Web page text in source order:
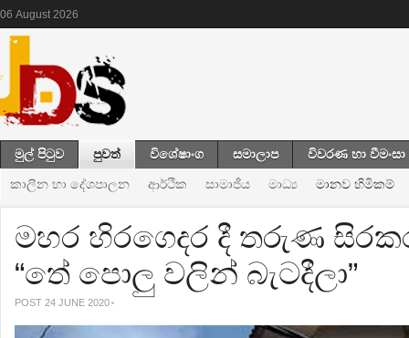
06 August 2026
මුල් පිටුව පුවත් විශේෂාංග සමාලාප විවරණ හා වීමංසා
කාලීන හා දේශපාලන ආර්ථික සාමාජීය මාධ්‍ය මානව හිමිකම්
මහර හිරගෙදර දී තරුණ
“තේ පොලු වලින් බැටදීලා”
POST 24 JUNE 2020